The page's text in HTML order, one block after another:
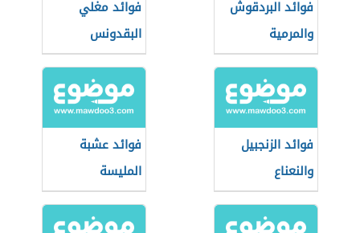
فوائد البردقوش
والمرمية
فوائد مغلي
البقدونس
للالتهابات
فوائد الزنجبيل
والنعناع
فوائد عشبة
المليسة